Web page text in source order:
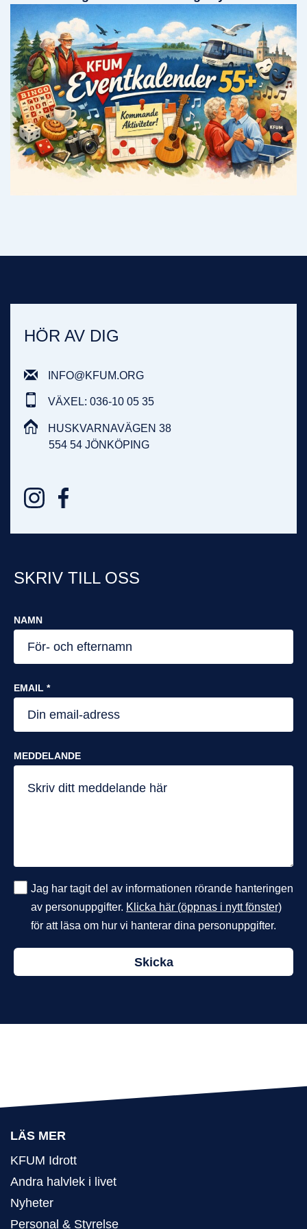
HÖR AV DIG
INFO@KFUM.ORG
VÄXEL: 036-10 05 35
HUSKVARNAVÄGEN 38
554 54 JÖNKÖPING
SKRIV TILL OSS
NAMN
EMAIL *
MEDDELANDE
Jag har tagit del av informationen rörande hanteringen
av personuppgifter. Klicka här (öppnas i nytt fönster)
för att läsa om hur vi hanterar dina personuppgifter.
Skicka
LÄS MER
KFUM Idrott
Andra halvlek i livet
Nyheter
Personal & Styrelse